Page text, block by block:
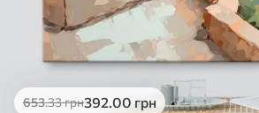
653.33грн392.00 грн